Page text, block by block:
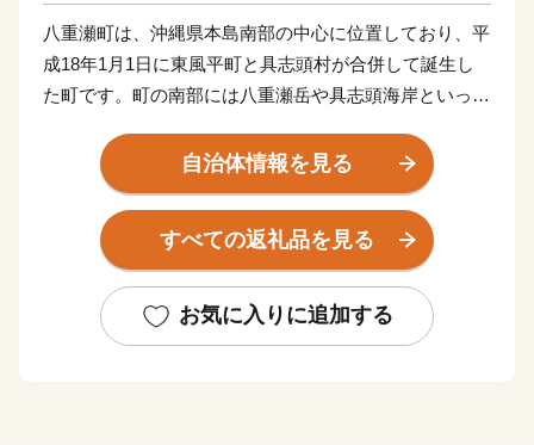
八重瀬町は、沖縄県本島南部の中心に位置しており、平
成18年1月1日に東風平町と具志頭村が合併して誕生し
た町です。町の南部には八重瀬岳や具志頭海岸といった
おこなわれています。町の北部地域は、大型店舗の進出
や集合住宅の増加など、都市化が進展しており、田園と
都市が共存する町となっています。
自治体情報を見る
すべての返礼品を見る
お気に入りに追加する